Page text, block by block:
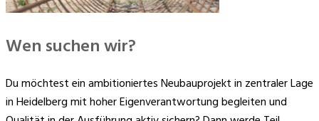
Wen suchen wir?
Du möchtest ein ambitioniertes Neubauprojekt in zentraler Lage
in Heidelberg mit hoher Eigenverantwortung begleiten und